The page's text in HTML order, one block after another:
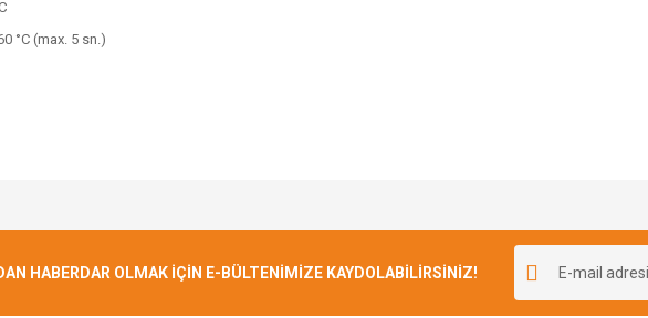
°C (max. 5 sn.)
HABERDAR OLMAK İÇİN E-BÜLTENİMİZE KAYDOLABİLİRSİNİZ!